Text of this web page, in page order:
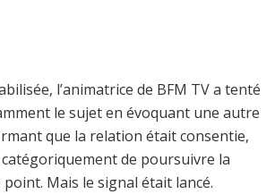
l’animatrice de BFM TV a tenté
le sujet en évoquant une autre
que la relation était consentie,
de poursuivre la
Mais le signal était lancé.